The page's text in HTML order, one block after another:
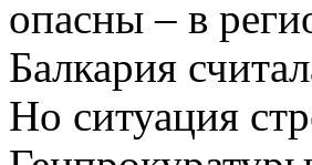
опасны – в
Балкария
Но ситуация